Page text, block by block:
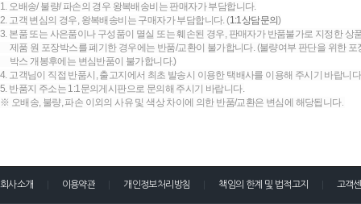
1. 오배송/ 불량/ 파손의 경우 왕복배송비는 판매자가 부담합니다.
2. 고객 변심의 경우, 왕복배송비는 구매자가 부담합니다. (1:1상담문의)
3. 본품 또는 사은품이나 구성품이 멸실 또는 훼손된 경우, 판매자가 반품불가로 지정한 상
제품 원 포장박스를 폐기한 경우에는 반품/교환이 불가합니다. (불량여부 판단을 위한
박스 개봉후에는 변심반품이 불가합니다.)
4. 고객님이 직접 반품시, 출고지에서 최초 발송시 이용한 택배사를 이용해 주시기 바랍니
5. 반품지 주소는 1:1문의게시판으로 문의해 주시기 바랍니다.
※ 오배송, 불량, 파손 이외의 사유 및 색상 차이에 의한 반품/교환은 변심에 해당됩니다.
회사소개 이용약관 개인정보처리방침 책임의 한계 및 법적고지 고객